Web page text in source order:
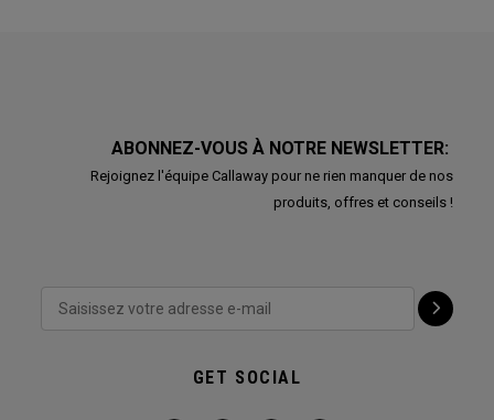
ABONNEZ-VOUS À NOTRE NEWSLETTER:
Rejoignez l'équipe Callaway pour ne rien manquer de nos
produits, offres et conseils !
GET SOCIAL